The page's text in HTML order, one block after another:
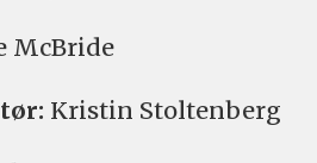
McBride
Kristin Stoltenberg